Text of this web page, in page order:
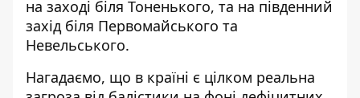
на заході біля Тоненького, та на південний
захід біля Первомайського та
Невельського.
Нагадаємо, що в країні є цілком реальна